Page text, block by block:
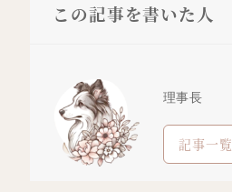
この記事を書いた人
理事長
記事一覧